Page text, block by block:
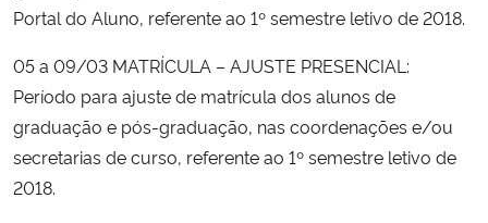
Portal do Aluno, referente ao 1º semestre letivo de 2018.
05 a 09/03 MATRÍCULA – AJUSTE PRESENCIAL:
Período para ajuste de matrícula dos alunos de
graduação e pós-graduação, nas coordenações e/ou
secretarias de curso, referente ao 1º semestre letivo de
2018.